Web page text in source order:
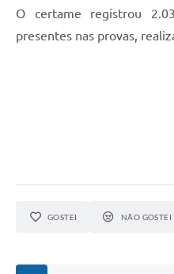
O certame registrou
presentes nas provas,
GOSTEI NÃO GOSTEI